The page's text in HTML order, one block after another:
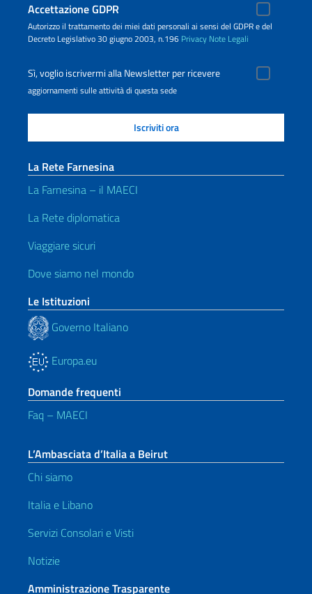
Accettazione GDPR
Autorizzo il trattamento dei miei dati personali ai sensi del GDPR e del
Decreto Legislativo 30 giugno 2003, n.196 Privacy Note Legali
Sì, voglio iscrivermi alla Newsletter per ricevere
aggiornamenti sulle attività di questa sede
La Rete Farnesina
La Farnesina – il MAECI
La Rete diplomatica
Viaggiare sicuri
Dove siamo nel mondo
Le Istituzioni
Governo Italiano
Europa.eu
Domande frequenti
Faq – MAECI
L’Ambasciata d’Italia a Beirut
Chi siamo
Italia e Libano
Servizi Consolari e Visti
Notizie
Amministrazione Trasparente